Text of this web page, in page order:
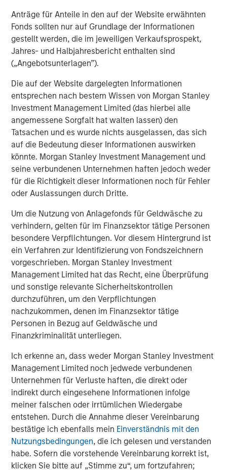
Anträge für Anteile in den auf der Website erwähnten
Fonds sollten nur auf Grundlage der Informationen
gestellt werden, die im jeweiligen Verkaufsprospekt,
Jahres- und Halbjahresbericht enthalten sind
(„Angebotsunterlagen”).
Die auf der Website dargelegten Informationen
entsprechen nach bestem Wissen von Morgan Stanley
Investment Management Limited (das hierbei alle
angemessene Sorgfalt hat walten lassen) den
Tatsachen und es wurde nichts ausgelassen, das sich
auf die Bedeutung dieser Informationen auswirken
könnte. Morgan Stanley Investment Management und
seine verbundenen Unternehmen haften jedoch weder
für die Richtigkeit dieser Informationen noch für Fehler
oder Auslassungen durch Dritte.
Um die Nutzung von Anlagefonds für Geldwäsche zu
verhindern, gelten für im Finanzsektor tätige Personen
besondere Verpflichtungen. Vor diesem Hintergrund ist
ein Verfahren zur Identifizierung von Fondszeichnern
vorgeschrieben. Morgan Stanley Investment
Management Limited hat das Recht, eine Überprüfung
und sonstige relevante Sicherheitskontrollen
durchzuführen, um den Verpflichtungen
nachzukommen, denen im Finanzsektor tätige
Personen in Bezug auf Geldwäsche und
Finanzkriminalität unterliegen.
Ich erkenne an, dass weder Morgan Stanley Investment
Management Limited noch jedwede verbundenen
Unternehmen für Verluste haften, die direkt oder
indirekt durch eingesehene Informationen infolge
meiner falschen oder irrtümlichen Wiedergabe
entstehen. Durch die Annahme dieser Vereinbarung
bestätige ich ebenfalls mein Einverständnis mit den
Nutzungsbedingungen, die ich gelesen und verstanden
habe. Sofern die vorstehende Vereinbarung korrekt ist,
klicken Sie bitte auf „Stimme zu“, um fortzufahren;
ARTIKEL
Hands-On Operational Improvement Key to
Creating Alpha in the Middle Market
The Author
Aaron Sack
Managing Director
Vorgestellte Einblicke
ARTIKEL
The MSIM Quantitative Duration
Strategy Model: A Factor-Based
Approach to Managing Interest Rates
Anton Heese and Matas Vala explore the
Quantitative Duration Strategy Model, one of the
proprietary tools the team uses to enhance their